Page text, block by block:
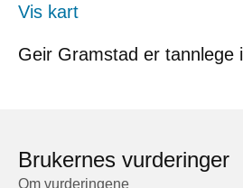
Vis kart
Geir Gramstad er tannlege i
Brukernes vurderinger
Om vurderingene